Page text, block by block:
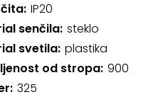
IP20
senčila steklo
svetila plastika
od stropa 900
325